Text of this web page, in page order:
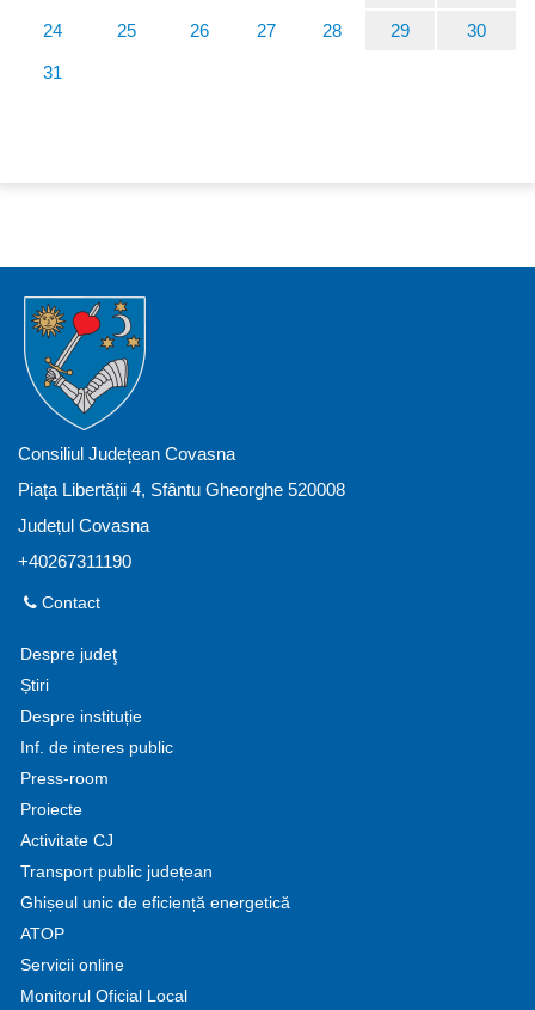
24 25 26 27 28 29 30
31
Consiliul Județean Covasna
Piața Libertății 4, Sfântu Gheorghe 520008
Județul Covasna
+40267311190
Contact
Despre judeţ
Știri
Despre instituție
Inf. de interes public
Press-room
Proiecte
Activitate CJ
Transport public județean
Ghișeul unic de eficiență energetică
ATOP
Servicii online
Monitorul Oficial Local